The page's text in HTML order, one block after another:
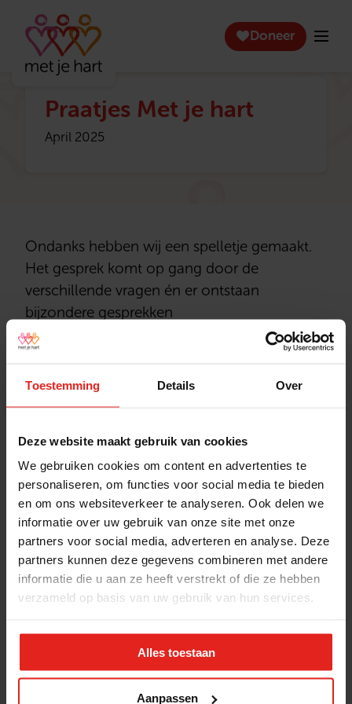
Toestemming Details Over
Deze website maakt gebruik van cookies
We gebruiken cookies om content en advertenties te
personaliseren, om functies voor social media te bieden
en om ons websiteverkeer te analyseren. Ook delen we
informatie over uw gebruik van onze site met onze
partners voor social media, adverteren en analyse. Deze
partners kunnen deze gegevens combineren met andere
informatie die u aan ze heeft verstrekt of die ze hebben
verzameld op basis van uw gebruik van hun services.
Alles toestaan
Aanpassen
Doneer
Praatjes Met je hart
April 2025
Ondanks hebben wij een spelletje gemaakt.
Het gesprek komt op gang door de
verschillende vragen én er ontstaan
bijzondere gesprekken
Wil jij een P
bestellen? Dat
Neem contact op met Dianne van Hak;
Stichting Met je hart
Stichting Met je hart laat ouderen die zich
eenzaam voelen weer genieten en inspireert
anderen om ook in actie te komen. Trotse
winnaar van het Appeltje van Oranje.
Snel naar
Actuele vacatures
Contact
Contact
Opzeggen